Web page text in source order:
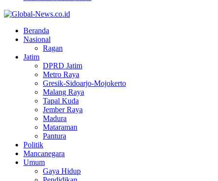
Beranda
Nasional
Ragan
Jatim
DPRD Jatim
Metro Raya
Gresik-Sidoarjo-Mojokerto
Malang Raya
Tapal Kuda
Jember Raya
Madura
Mataraman
Pantura
Politik
Mancanegara
Umum
Gaya Hidup